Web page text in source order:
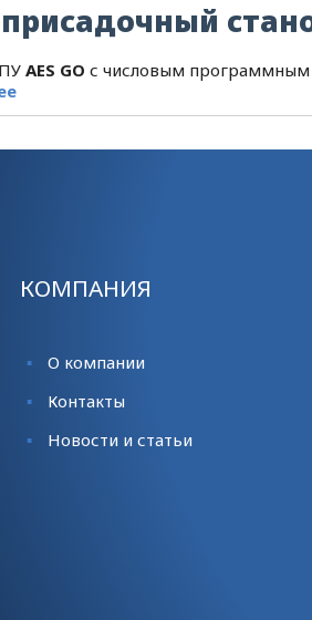
присадочный
AES GO с числовым программным
КОМПАНИЯ
О компании
Контакты
Новости и статьи